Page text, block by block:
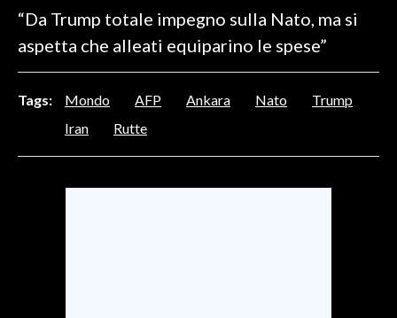
CALCIO
CALCIO REGIONALE
BASKET
VOLLEY
“Da Trump totale impegno sulla Nato, ma si
aspetta che alleati equiparino le spese”
Tags: Mondo AFP Ankara Nato
Trump
Iran
Rutte